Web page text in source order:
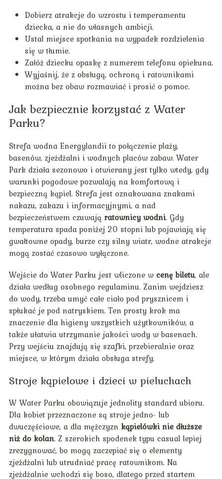
Dobierz atrakcje do wzrostu i temperamentu
dziecka, a nie do własnych ambicji.
Ustal miejsce spotkania na wypadek rozdzielenia
się w tłumie.
Załóż dziecku opaskę z numerem telefonu opiekuna.
Wyjaśnij, że z obsługą, ochroną i ratownikami
można bez obaw rozmawiać i prosić o pomoc.
Jak bezpiecznie korzystać z Water
Parku?
Strefa wodna Energylandii to połączenie plaży,
basenów, zjeżdżalni i wodnych placów zabaw. Water
Park działa sezonowo i otwierany jest tylko wtedy, gdy
warunki pogodowe pozwalają na komfortową i
bezpieczną kąpiel. Strefa jest oznakowana znakami
nakazu, zakazu i informacyjnymi, a nad
bezpieczeństwem czuwają ratownicy wodni. Gdy
temperatura spada poniżej 20 stopni lub pojawiają się
gwałtowne opady, burze czy silny wiatr, wodne atrakcje
mogą zostać czasowo wyłączone.
Wejście do Water Parku jest wliczone w cenę biletu, ale
działa według osobnego regulaminu. Zanim wejdziesz
do wody, trzeba umyć całe ciało pod prysznicem i
spłukać je pod natryskiem. Ten prosty krok ma
znaczenie dla higieny wszystkich użytkowników, a
także ułatwia utrzymanie jakości wody w basenach.
Przy wejściu znajdują się szafki, przebieralnie oraz
miejsce, w którym działa obsługa strefy.
Stroje kąpielowe i dzieci w pieluchach
W Water Parku obowiązuje jednolity standard ubioru.
Dla kobiet przeznaczone są stroje jedno- lub
dwuczęściowe, a dla mężczyzn kąpielówki nie dłuższe
niż do kolan. Z szerokich spodenek typu casual lepiej
zrezygnować, bo mogą zaczepiać się o elementy
zjeżdżalni lub utrudniać pracę ratownikom. Na
zjeżdżalnie wchodzi się boso, dlatego przed startem